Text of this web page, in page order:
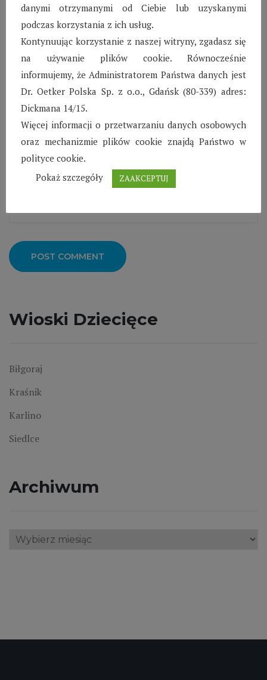
POST COMMENT
Wioski Dziecięce
Biłgoraj
Kraśnik
Karlino
Siedlce
Archiwum
Archiwum
danymi otrzymanymi od Ciebie lub uzyskanymi
podczas korzystania z ich usług.
Kontynuując korzystanie z naszej witryny, zgadasz się
na używanie plików cookie. Równocześnie
informujemy, że Administratorem Państwa danych jest
Dr. Oetker Polska Sp. z o.o., Gdańsk (80-339) adres:
Dickmana 14/15.
Więcej informacji o przetwarzaniu danych osobowych
oraz mechanizmie plików cookie znajdą Państwo w
polityce cookie.
Pokaż szczegóły
ZAAKCEPTUJ